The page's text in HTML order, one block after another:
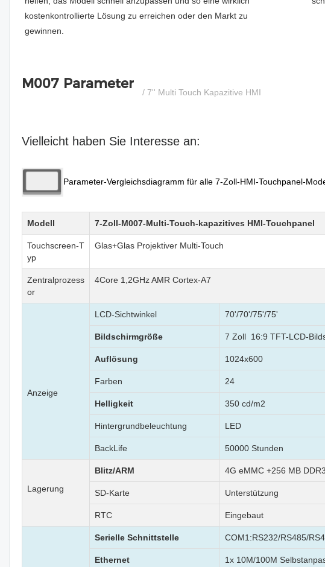
kostenkontrollierte Lösung zu erreichen oder den Markt zu
gewinnen.
M007 Parameter
/ 7'' Multi Touch Kapazitive HMI
Vielleicht haben Sie Interesse an:
Parameter-Vergleichsdiagramm für alle 7-Zoll-HMI-Touchpanel-
Modell 7-Zoll-M007-Multi-Touch-kapazitives HMI-Touchpanel
Touchscreen-T
yp
Glas+Glas Projektiver Multi-Touch
Zentralprozess
or
4Core 1,2GHz AMR Cortex-A7
Anzeige
LCD-Sichtwinkel 70'/70'/75'/75'
Bildschirmgröße 7 Zoll 16:9 TFT-LCD-
Auflösung 1024x600
Farben 24
Helligkeit 350 cd/m2
Hintergrundbeleuchtung LED
BackLife 50000 Stunden
Lagerung
Blitz/ARM 4G eMMC +256 MB DDR3
SD-Karte Unterstützung
RTC Eingebaut
Serielle Schnittstelle COM1:RS232/RS485/
Ethernet 1x 10M/100M